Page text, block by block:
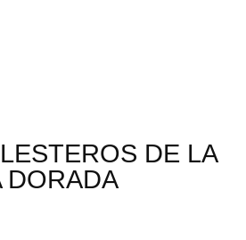
DE LA
DORADA